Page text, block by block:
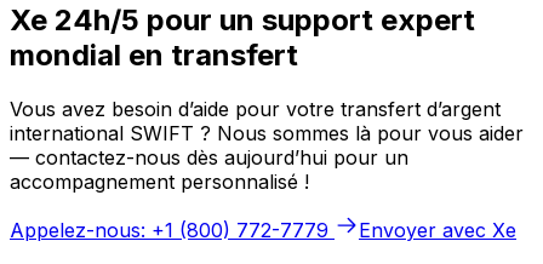
Xe 24h/5 pour un support expert
mondial en transfert
Vous avez besoin d’aide pour votre transfert d’argent
international SWIFT ? Nous sommes là pour vous aider
— contactez-nous dès aujourd’hui pour un
accompagnement personnalisé !
Appelez-nous: +1 (800) 772-7779
Envoyer avec Xe